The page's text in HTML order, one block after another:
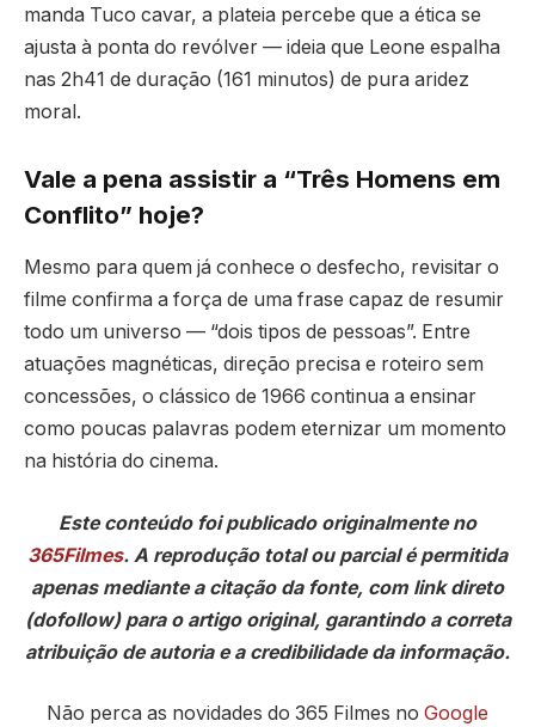
manda Tuco cavar, a plateia percebe que a ética se
ajusta à ponta do revólver — ideia que Leone espalha
nas 2h41 de duração (161 minutos) de pura aridez
moral.
Vale a pena assistir a “Três Homens em
Conflito” hoje?
Mesmo para quem já conhece o desfecho, revisitar o
filme confirma a força de uma frase capaz de resumir
todo um universo — “dois tipos de pessoas”. Entre
atuações magnéticas, direção precisa e roteiro sem
concessões, o clássico de 1966 continua a ensinar
como poucas palavras podem eternizar um momento
na história do cinema.
Este conteúdo foi publicado originalmente no
365Filmes. A reprodução total ou parcial é permitida
apenas mediante a citação da fonte, com link direto
(dofollow) para o artigo original, garantindo a correta
atribuição de autoria e a credibilidade da informação.
Não perca as novidades do 365 Filmes no Google